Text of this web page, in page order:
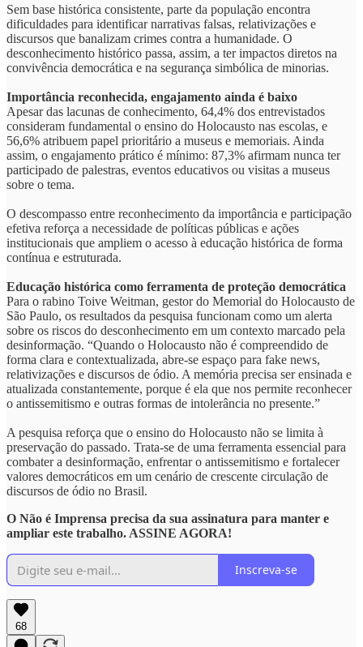
Sem base histórica consistente, parte da população encontra
dificuldades para identificar narrativas falsas, relativizações e
discursos que banalizam crimes contra a humanidade. O
desconhecimento histórico passa, assim, a ter impactos diretos na
convivência democrática e na segurança simbólica de minorias.
Importância reconhecida, engajamento ainda é baixo
Apesar das lacunas de conhecimento, 64,4% dos entrevistados
consideram fundamental o ensino do Holocausto nas escolas, e
56,6% atribuem papel prioritário a museus e memoriais. Ainda
assim, o engajamento prático é mínimo: 87,3% afirmam nunca ter
participado de palestras, eventos educativos ou visitas a museus
sobre o tema.
O descompasso entre reconhecimento da importância e participação
efetiva reforça a necessidade de políticas públicas e ações
institucionais que ampliem o acesso à educação histórica de forma
contínua e estruturada.
Educação histórica como ferramenta de proteção democrática
Para o rabino Toive Weitman, gestor do Memorial do Holocausto de
São Paulo, os resultados da pesquisa funcionam como um alerta
sobre os riscos do desconhecimento em um contexto marcado pela
desinformação. “Quando o Holocausto não é compreendido de
forma clara e contextualizada, abre-se espaço para fake news,
relativizações e discursos de ódio. A memória precisa ser ensinada e
atualizada constantemente, porque é ela que nos permite reconhecer
o antissemitismo e outras formas de intolerância no presente.”
A pesquisa reforça que o ensino do Holocausto não se limita à
preservação do passado. Trata-se de uma ferramenta essencial para
combater a desinformação, enfrentar o antissemitismo e fortalecer
valores democráticos em um cenário de crescente circulação de
discursos de ódio no Brasil.
O Não é Imprensa precisa da sua assinatura para manter e
ampliar este trabalho. ASSINE AGORA!
Inscreva-se
68